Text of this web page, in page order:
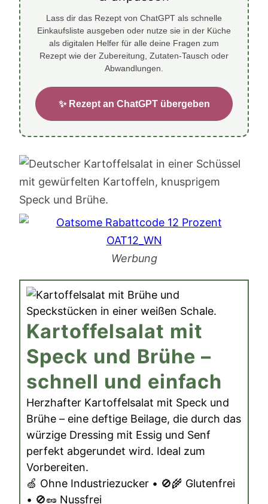
Lass dir das Rezept von ChatGPT als schnelle
Einkaufsliste ausgeben oder nutze sie in der Küche
als digitalen Helfer für alle deine Fragen zum
Rezept wie der Zubereitung, Zutaten-Tausch oder
Abwandlungen.
✨ Rezept an ChatGPT übergeben
Werbung
Kartoffelsalat mit
Speck und Brühe –
schnell und einfach
Herzhafter Kartoffelsalat mit Speck und
Brühe – eine deftige Beilage, die durch das
würzige Dressing mit Essig und Senf
perfekt abgerundet wird. Ideal zum
Vorbereiten.
🍏 Ohne Industriezucker • 🚫🌾 Glutenfrei
• 🚫🥜 Nussfrei